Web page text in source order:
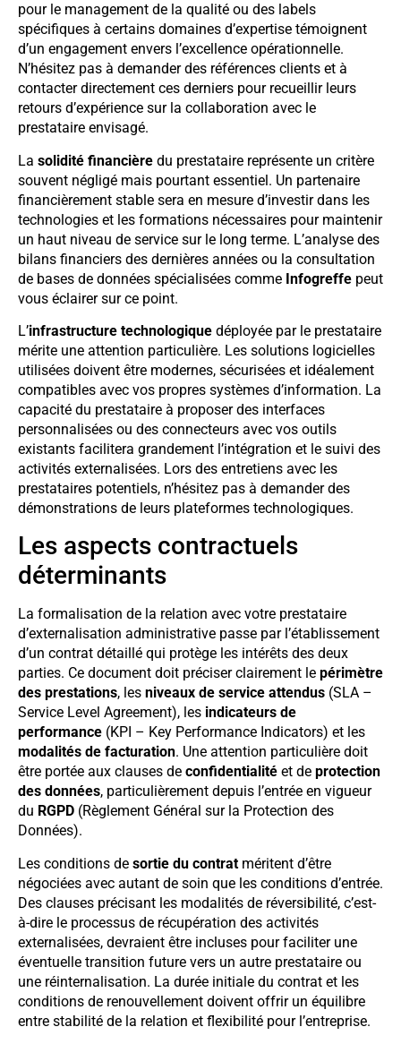
pour le management de la qualité ou des labels
spécifiques à certains domaines d’expertise témoignent
d’un engagement envers l’excellence opérationnelle.
N’hésitez pas à demander des références clients et à
contacter directement ces derniers pour recueillir leurs
retours d’expérience sur la collaboration avec le
prestataire envisagé.
La solidité financière du prestataire représente un critère
souvent négligé mais pourtant essentiel. Un partenaire
financièrement stable sera en mesure d’investir dans les
technologies et les formations nécessaires pour maintenir
un haut niveau de service sur le long terme. L’analyse des
bilans financiers des dernières années ou la consultation
de bases de données spécialisées comme Infogreffe peut
vous éclairer sur ce point.
L’infrastructure technologique déployée par le prestataire
mérite une attention particulière. Les solutions logicielles
utilisées doivent être modernes, sécurisées et idéalement
compatibles avec vos propres systèmes d’information. La
capacité du prestataire à proposer des interfaces
personnalisées ou des connecteurs avec vos outils
existants facilitera grandement l’intégration et le suivi des
activités externalisées. Lors des entretiens avec les
prestataires potentiels, n’hésitez pas à demander des
démonstrations de leurs plateformes technologiques.
Les aspects contractuels
déterminants
La formalisation de la relation avec votre prestataire
d’externalisation administrative passe par l’établissement
d’un contrat détaillé qui protège les intérêts des deux
parties. Ce document doit préciser clairement le périmètre
des prestations, les niveaux de service attendus (SLA –
Service Level Agreement), les indicateurs de
performance (KPI – Key Performance Indicators) et les
modalités de facturation. Une attention particulière doit
être portée aux clauses de confidentialité et de protection
des données, particulièrement depuis l’entrée en vigueur
du RGPD (Règlement Général sur la Protection des
Données).
Les conditions de sortie du contrat méritent d’être
négociées avec autant de soin que les conditions d’entrée.
Des clauses précisant les modalités de réversibilité, c’est-
à-dire le processus de récupération des activités
externalisées, devraient être incluses pour faciliter une
éventuelle transition future vers un autre prestataire ou
une réinternalisation. La durée initiale du contrat et les
conditions de renouvellement doivent offrir un équilibre
entre stabilité de la relation et flexibilité pour l’entreprise.